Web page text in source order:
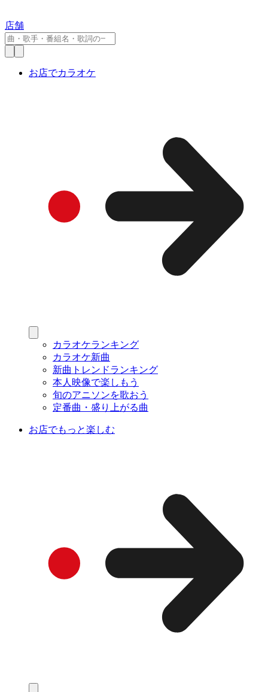
店舗
お店でカラオケ
カラオケランキング
カラオケ新曲
新曲トレンドランキング
本人映像で楽しもう
旬のアニソンを歌おう
定番曲・盛り上がる曲
お店でもっと楽しむ